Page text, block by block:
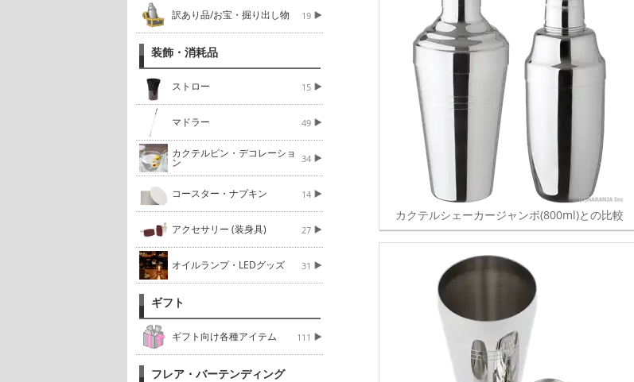
訳あり品/お宝・掘り出し物 19
装飾・消耗品
ストロー 15
マドラー 49
カクテルピン・デコレーショ
ン 34
コースター・ナプキン 14
アクセサリー (装身具) 27
オイルランプ・LEDグッズ 31
ギフト
ギフト向け各種アイテム 111
フレア・バーテンディング
カクテルシェーカージャンボ(800ml)との比較